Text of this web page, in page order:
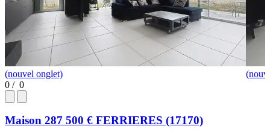
(nouvel onglet)
0 / 0
Maison 287 500 € FERRIERES (17170)